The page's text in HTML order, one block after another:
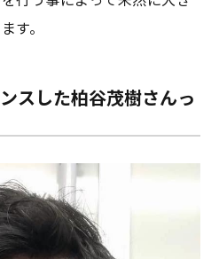
す。
スした柏谷茂樹さんっ